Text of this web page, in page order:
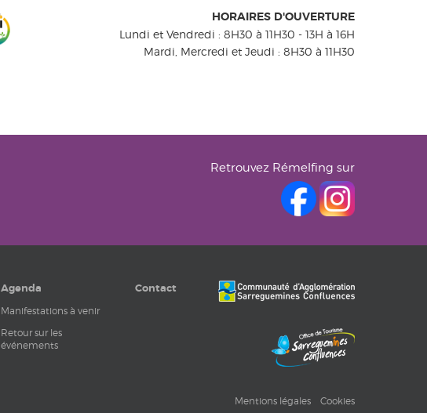
HORAIRES D'OUVERTURE
Lundi et Vendredi : 8H30 à 11H30 - 13H à 16H
Mardi, Mercredi et Jeudi : 8H30 à 11H30
Retrouvez Rémelfing sur
Agenda
Manifestations à venir
Retour sur les
événements
Contact
Mentions légales Cookies